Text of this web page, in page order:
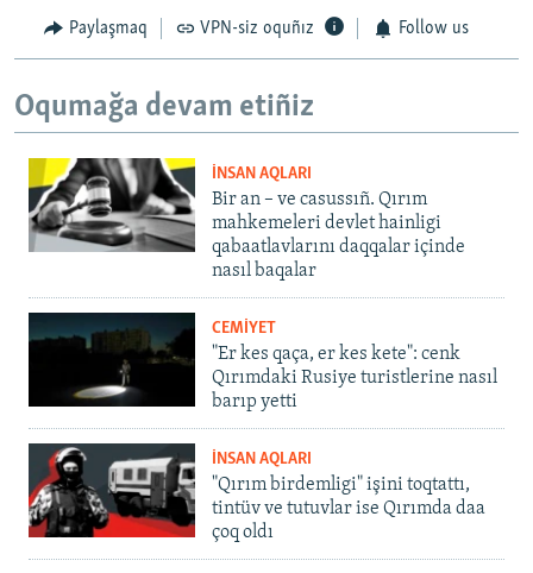
Paylaşmaq VPN-siz oquñız Follow us
Oqumağa devam etiñiz
İNSAN AQLARI
Bir an – ve casussıñ. Qırım
mahkemeleri devlet hainligi
qabaatlavlarını daqqalar içinde
nasıl baqalar
CEMİYET
"Er kes qaça, er kes kete": cenk
Qırımdaki Rusiye turistlerine nasıl
barıp yetti
İNSAN AQLARI
"Qırım birdemligi" işini toqtattı,
tintüv ve tutuvlar ise Qırımda daa
çoq oldı